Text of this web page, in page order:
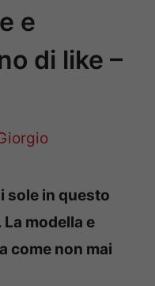
e
di like –
sole in questo
modella e
come non mai